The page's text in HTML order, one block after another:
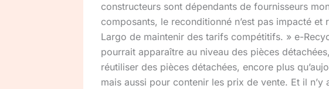
constructeurs sont dépendants de fournisseurs
composants, le reconditionné n’est pas impacté
Largo de maintenir des tarifs compétitifs. » e-
pourrait apparaître au niveau des pièces
réutiliser des pièces détachées, encore plus
mais aussi pour contenir les prix de vente. Et il